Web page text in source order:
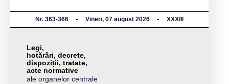
Nr. 363-366 Vineri, 07 august 2026 XXXIII
Legi,
hotărâri, decrete,
dispoziții, tratate,
acte normative
ale organelor centrale